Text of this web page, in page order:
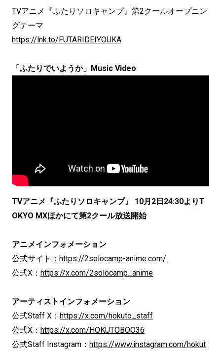
TVアニメ『ふたりソロキャンプ』第2クールオープニン
グテーマ
https://lnk.to/FUTARIDEIYOUKA
「ふたりでいようか」Music Video
TVアニメ『ふたりソロキャンプ』 10月2日24:30よりT
OKYO MXほかにて第2クール放送開始
アニメインフォメーション
公式サイト： https://2solocamp-anime.com/
公式X： https://x.com/2solocamp_anime
アーティストインフォメーション
公式Staff X： https://x.com/hokuto_staff
公式X： https://x.com/HOKUTOBOO36
公式Staff Instagram： https://www.instagram.com/hokut